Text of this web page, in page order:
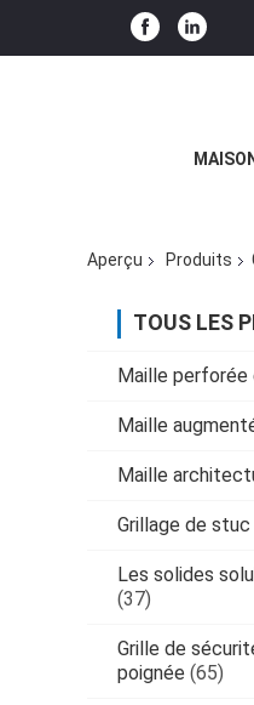
MAISON
Aperçu Produits
TOUS LES
Maille perforée
Maille
Maille
Grillage de stuc
Les solides
(37)
Grille de
poignée (65)